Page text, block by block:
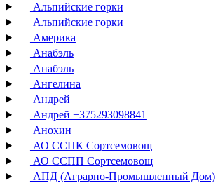
Альпийские горки
Альпийские горки
Америка
Анабэль
Анабэль
Ангелина
Андрей
Андрей +375293098841
Анохин
АО ССПК Сортсемовощ
АО ССПП Сортсемовощ
АПД (Аграрно-Промышленный Дом)